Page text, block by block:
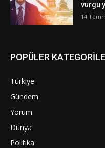
vurgu
14
POPÜLER
Türkiye
Gündem
Yorum
Dünya
Politika